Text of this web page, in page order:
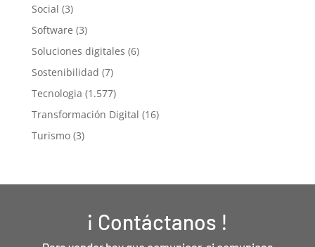
Social (3)
Software (3)
Soluciones digitales (6)
Sostenibilidad (7)
Tecnologia (1.577)
Transformación Digital (16)
Turismo(3)
¡ Contáctanos !